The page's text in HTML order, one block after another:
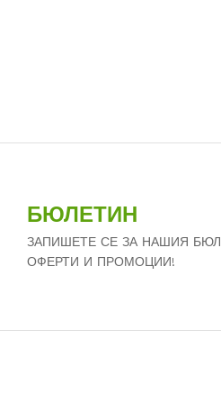
БЮЛЕТИН
ЗАПИШЕТЕ СЕ ЗА НАШИЯ
ОФЕРТИ И ПРОМОЦИИ!